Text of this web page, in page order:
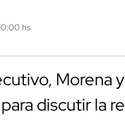
hs
Morena
discutir la